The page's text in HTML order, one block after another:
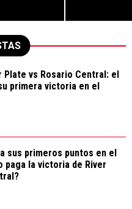
Plate vs Rosario Central: el
primera victoria en el
sus primeros puntos en el
paga la victoria de River